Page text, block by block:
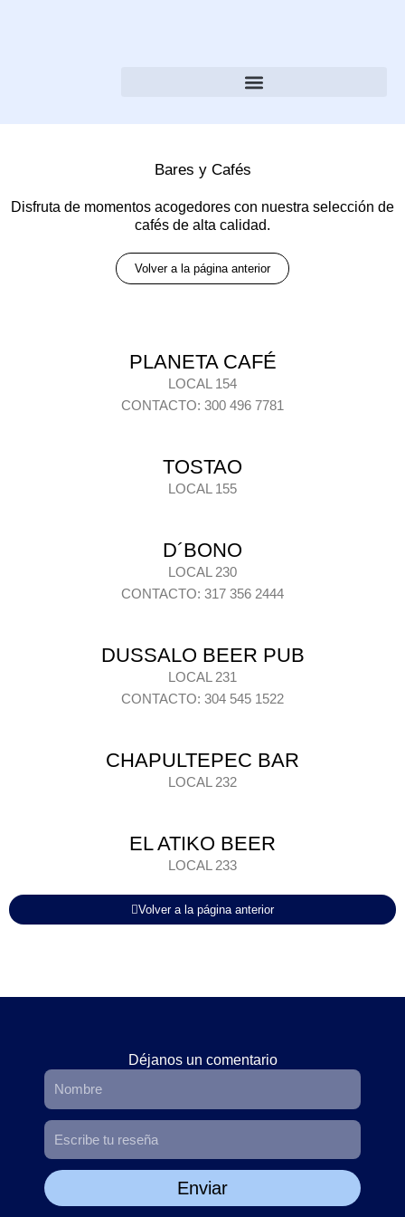
Bares y Cafés
Disfruta de momentos acogedores con nuestra selección de
cafés de alta calidad.
Volver a la página anterior
PLANETA CAFÉ
LOCAL 154
CONTACTO: 300 496 7781
TOSTAO
LOCAL 155
D´BONO
LOCAL 230
CONTACTO: 317 356 2444
DUSSALO BEER PUB
LOCAL 231
CONTACTO: 304 545 1522
CHAPULTEPEC BAR
LOCAL 232
EL ATIKO BEER
LOCAL 233
Volver a la página anterior
Déjanos un comentario
Enviar